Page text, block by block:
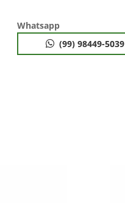
Whatsapp
(99) 98449-5039